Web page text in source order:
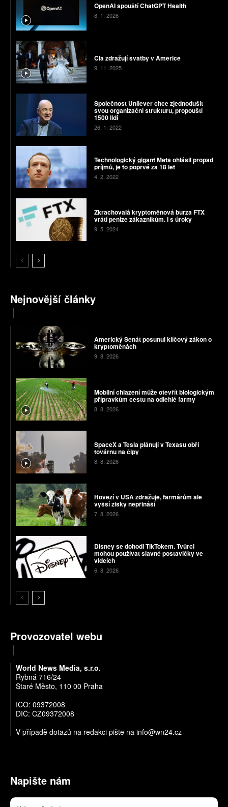
OpenAI spouští ChatGPT Health
8. 1. 2026
Cla zdražují svatby v Americe
9. 11. 2025
Společnost Unilever chce zjednodušit
svou organizační strukturu, propouští
1500 lidí
26. 1. 2022
Technologický gigant Meta ohlásil propad
příjmů, je to poprvé za 18 let
4. 2. 2022
Zkrachovalá kryptoměnová burza FTX
vrátí peníze zákazníkům. I s úroky
9. 5. 2024
Nejnovější články
Americký Senát posunul klíčový zákon o
kryptoměnách
9. 8. 2026
Mobilní chlazení může otevřít biologickým
přípravkům cestu na odlehlé farmy
8. 8. 2026
SpaceX a Tesla plánují v Texasu obří
továrnu na čipy
8. 8. 2026
Hovězí v USA zdražuje, farmářům ale
vyšší zisky nepřináší
7. 8. 2026
Disney se dohodl TikTokem. Tvůrci
mohou používat slavné postavičky ve
videích
6. 8. 2026
Provozovatel webu
World News Media, s.r.o.
Rybná 716/24
Staré Město, 110 00 Praha
IČO: 09372008
DIČ: CZ09372008
V případě dotazů na redakci pište na info@wn24.cz
Napište nám